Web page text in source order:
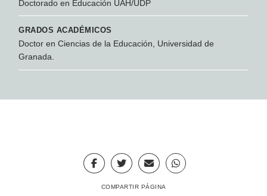
Doctorado en Educación UAH/UDP
GRADOS ACADÉMICOS
Doctor en Ciencias de la Educación, Universidad de
Granada.
COMPARTIR PÁGINA